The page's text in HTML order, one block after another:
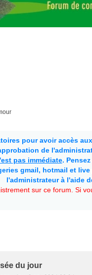
pour avoir accès
de
pas immédiate.
gmail, hotmail et
l'administrateur à l'aide
sur ce forum. Si
du jour